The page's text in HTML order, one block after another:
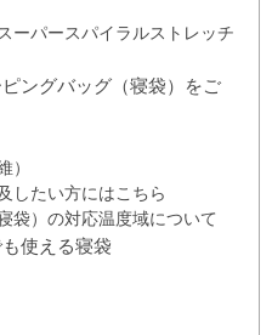
ーパースパイラルストレッチ
ングバッグ（寝袋）をご
）
したい方にはこちら
袋）の対応温度域について
使える寝袋